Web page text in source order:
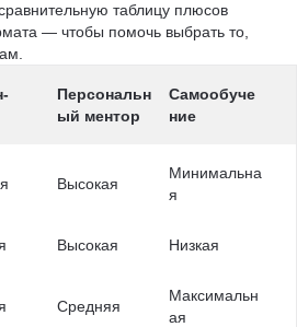
таблицу плюсов
— чтобы помочь выбрать то,
Персональн
ый ментор
Самообуче
ние
Высокая
Минимальна
я
Высокая Низкая
Средняя
Максимальн
ая